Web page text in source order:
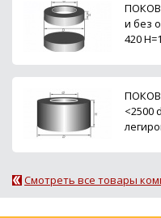
и без
420
<2500
Смотреть все товары